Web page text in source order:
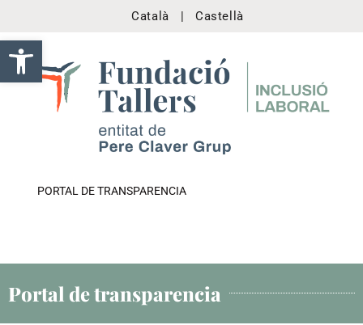
Abrir barra de herramientas
Català | Castellà
PORTAL DE TRANSPARENCIA
Portal de transparencia